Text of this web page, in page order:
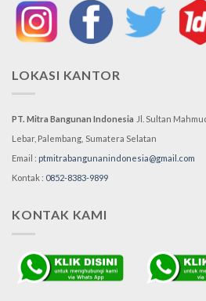
LOKASI KANTOR
PT. Mitra Bangunan Indonesia Jl. Sultan
Lebar, Palembang, Sumatera Selatan
Email : ptmitrabangunanindonesia@gmail.com
Kontak : 0852-8383-9899
KONTAK KAMI